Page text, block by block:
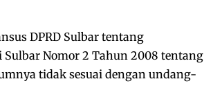
DPRD Sulbar tentang
Sulbar Nomor 2 Tahun 2008 tentang
tidak sesuai dengan undang-